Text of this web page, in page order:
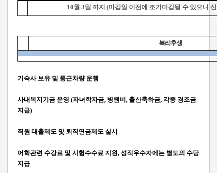
10월 3일 까지 (마감일 이전에 조기마감될 수 있으니
복리후생
기숙사 보유 및 통근차량 운행
사내복지기금 운영 (자녀학자금, 병원비, 출산축하금, 각종 경조금
지급)
직원 대출제도 및 퇴직연금제도 실시
어학관련 수강료 및 시험수수료 지원, 성적우수자에는 별도의 수당
지급